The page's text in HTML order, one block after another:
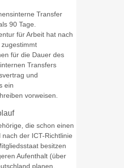
Transfer
90 Tage.
für Arbeit hat nach
für die Dauer des
Transfers
und
ein
vorweisen.
die schon einen
der ICT-Richtlinie
besitzen
Aufenthalt (über
planen,